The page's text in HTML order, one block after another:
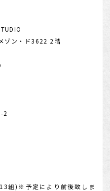
ゾン・ド3622 2階
2
組)※予定により前後致しま